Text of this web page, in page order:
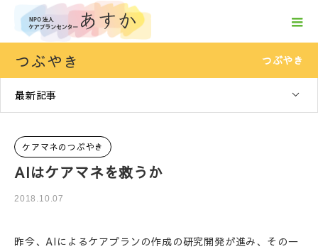
つぶやき つぶやき
最新記事
ケアマネのつぶやき
AIはケアマネを救うか
2018.10.07
昨今、AIによるケアプランの作成の研究開発が進み、その一